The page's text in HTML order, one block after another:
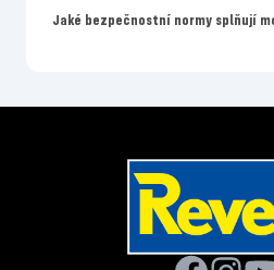
Jaké bezpečnostní normy splňují